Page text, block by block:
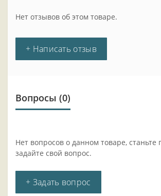
Нет отзывов об этом товаре.
+ Написать отзыв
Вопросы (0)
Нет вопросов о данном товаре,
задайте свой вопрос.
+ Задать вопрос